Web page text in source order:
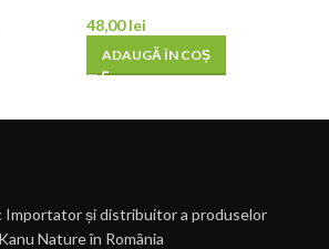
48,00lei
ADAUGĂ ÎN COȘ
Importator și distribuitor a produselor
Nature în România